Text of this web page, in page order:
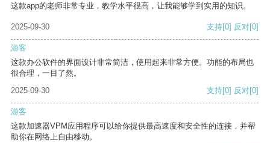
这款app的老师非常专业，教学水平很高，让我能够学到实用的知识。
2025-09-30 支持[0] 反对[0]
游客
这款办公软件的界面设计非常简洁，使用起来非常方便。功能的布局也
很合理，一目了然。
2025-09-30
支持[0] 反对[0]
游客
这款加速器VPM应用程序可以给你提供最高速度和安全性的连接，并帮
助你在网络上自由移动。